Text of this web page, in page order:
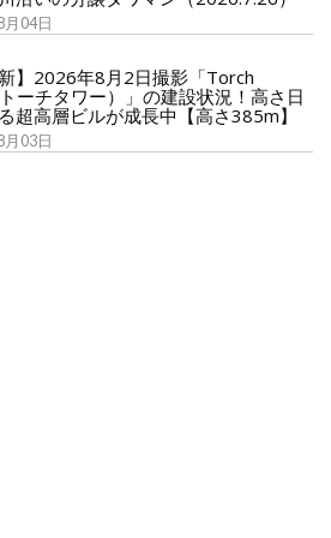
04日
新】2026年8月2日撮影「Torch
ーチタワー）」の建設状況！高さ日
超高層ビルが成長中【高さ385m】
03日